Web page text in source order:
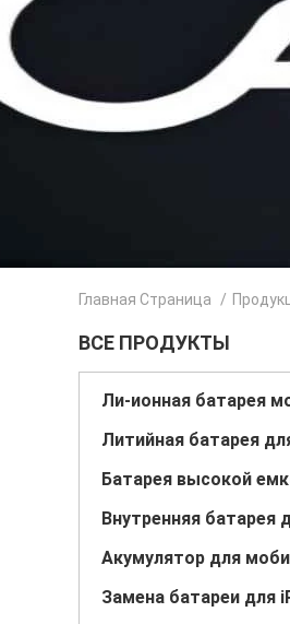
Главная Страница /
ВСЕ ПРОДУКТЫ
Литийная батарея
Внутренняя батарея
Замена батареи для